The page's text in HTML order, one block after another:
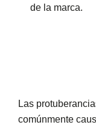
de la marca.
Las
comúnmente